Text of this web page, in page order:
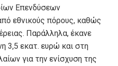
Επενδύσεων
εθνικούς πόρους, καθώς
Παράλληλα, έκανε
3,5 εκατ. ευρώ και στη
για την ενίσχυση της